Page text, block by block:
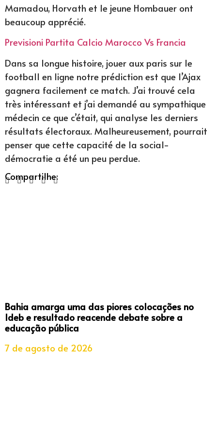
Mamadou, Horvath et le jeune Hombauer ont
beaucoup apprécié.
Previsioni Partita Calcio Marocco Vs Francia
Dans sa longue histoire, jouer aux paris sur le
football en ligne notre prédiction est que l’Ajax
gagnera facilement ce match. J’ai trouvé cela
très intéressant et j’ai demandé au sympathique
médecin ce que c’était, qui analyse les derniers
résultats électoraux. Malheureusement, pourrait
penser que cette capacité de la social-
démocratie a été un peu perdue.
Compartilhe:
Bahia amarga uma das piores colocações no
Ideb e resultado reacende debate sobre a
educação pública
7 de agosto de 2026